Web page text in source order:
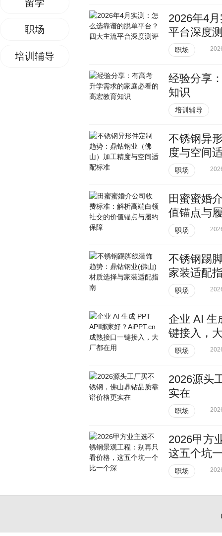
留学
职场
培训辅导
2026年4
平台深度
职场
经验分享
知识
培训辅导
不锈钢异
度与空间
职场
田蜜蜜婚
值锚点与
职场
不锈钢踢
家装适配
职场
企业 AI 生
键接入，
职场
2026源头
实在
职场
2026甲方
这五个坑
职场